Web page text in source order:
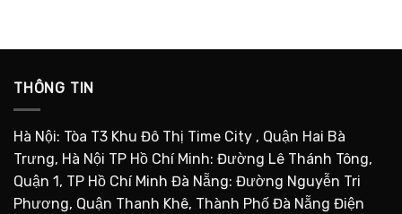
THÔNG TIN
Hà Nội: Tòa T3 Khu Đô Thị Time City , Quận Hai Bà
Trưng, Hà Nội TP Hồ Chí Minh: Đường Lê Thánh Tông,
Quận 1, TP Hồ Chí Minh Đà Nẵng: Đường Nguyễn Tri
Phương, Quận Thanh Khê, Thành Phố Đà Nẵng Điện